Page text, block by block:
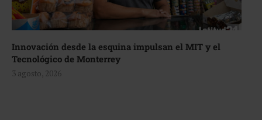
Innovación desde la esquina impulsan el MIT y el
Tecnológico de Monterrey
3 agosto, 2026